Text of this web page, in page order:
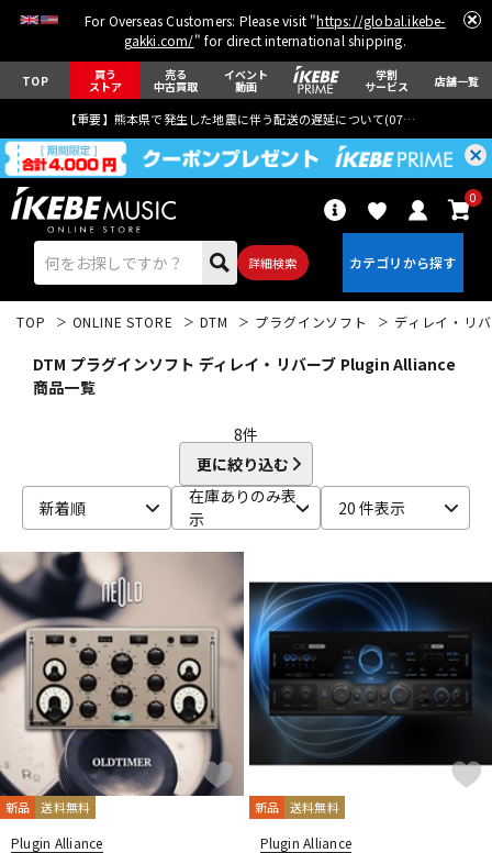
For Overseas Customers: Please visit "https://global.ikebe-
gakki.com/" for direct international shipping.
TOP 買う
ストア
売る
中古買取
イベント
動画
学割
サービス 店舗一覧
【重要】熊本県で発生した地震に伴う配送の遅延について(07月29日
詳細検索
0
ベース ウクレレ
ドラム パーカッション
キーボード 電子ピアノ
管楽器 その他楽器
アンプ エフェクター
TOP ONLINE STORE DTM プラグインソフト ディレイ・リ
DTM プラグインソフト ディレイ・リバーブ Plugin Alliance
商品一覧
8件
更に絞り込む
新着順
在庫ありのみ表
示
20 件表示
新品 送料無料
Plugin Alliance
新品 送料無料
Plugin Alliance